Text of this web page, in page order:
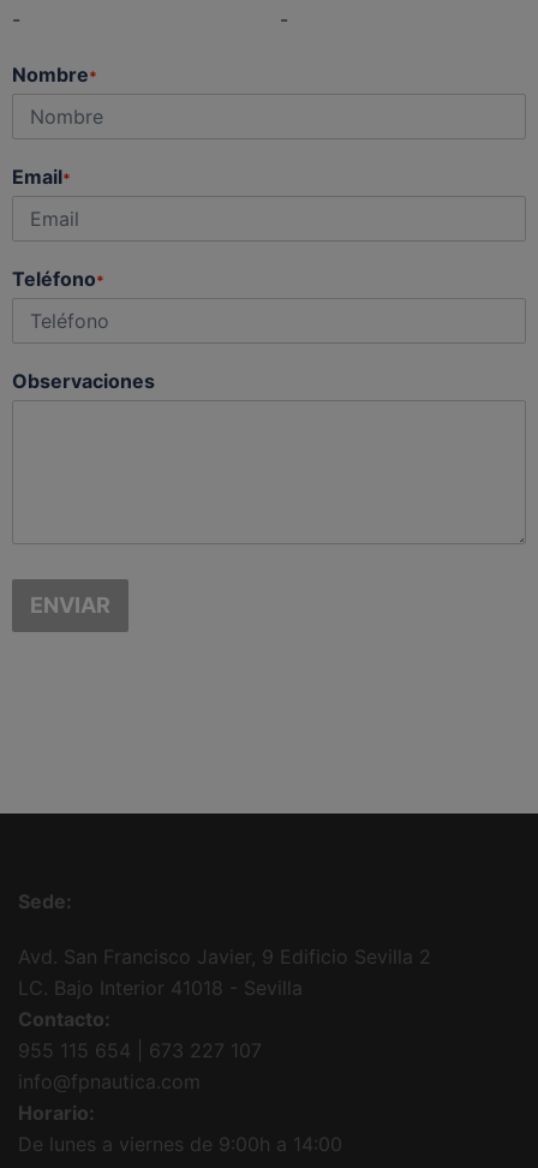
-
-
Nombre*
Email*
Teléfono*
Observaciones
ENVIAR
Sede:
Avd. San Francisco Javier, 9 Edificio Sevilla 2
LC. Bajo Interior 41018 - Sevilla
Contacto:
955 115 654 | 673 227 107
info@fpnautica.com
Horario:
De lunes a viernes de 9:00h a 14:00